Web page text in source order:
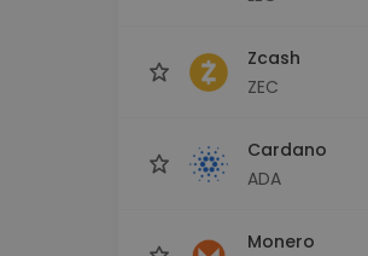
Zcash
ZEC
Cardano
ADA
Monero